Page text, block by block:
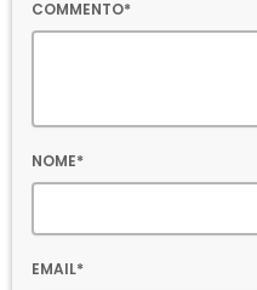
COMMENTO*
NOME*
EMAIL*